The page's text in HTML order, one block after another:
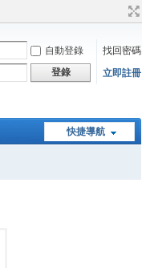
自動登錄
找回密碼
登錄 立即註冊
快捷導航